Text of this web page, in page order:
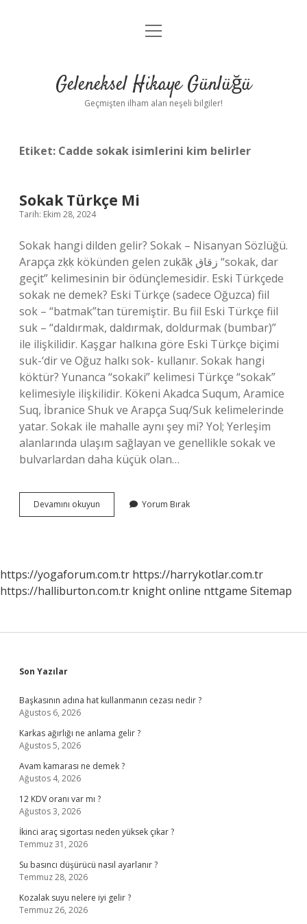
Anasayfa
Yasal Uyarı
menüyü
Geleneksel Hikaye Günlüğü
Geçmişten ilham alan neşeli bilgiler!
Etiket: Cadde sokak isimlerini kim belirler
Sokak Türkçe Mi
Tarih: Ekim 28, 2024
Sokak hangi dilden gelir? Sokak – Nisanyan Sözlüğü.
Arapça zḳḳ kökünden gelen zuḳāḳ زقاق “sokak, dar
geçit” kelimesinin bir ödünçlemesidir. Eski Türkçede
sokak ne demek? Eski Türkçe (sadece Oğuzca) fiil
sok – “batmak”tan türemiştir. Bu fiil Eski Türkçe fiil
suk – “daldırmak, daldırmak, doldurmak (bumbar)”
ile ilişkilidir. Kaşgar halkına göre Eski Türkçe biçimi
suk-‘dir ve Oğuz halkı sok- kullanır. Sokak hangi
köktür? Yunanca “sokaki” kelimesi Türkçe “sokak”
kelimesiyle ilişkilidir. Kökeni Akadca Suqum, Aramice
Suq, İbranice Shuk ve Arapça Suq/Suk kelimelerinde
yatar. Sokak ile mahalle aynı şey mi? Yol; Yerleşim
alanlarında ulaşım sağlayan ve genellikle sokak ve
bulvarlardan daha küçük olan…
Devamını okuyun
Türkçe
Yorum Bırak
https://yogaforum.com.tr https://harrykotlar.com.tr
https://halliburton.com.tr knight online nttgame Sitemap
Sidebar
Son Yazılar
Başkasının adına hat kullanmanın cezası nedir ?
Ağustos 6, 2026
Karkas ağırlığı ne anlama gelir ?
Ağustos 5, 2026
Avam kamarası ne demek ?
Ağustos 4, 2026
12 KDV oranı var mı ?
Ağustos 3, 2026
İkinci araç sigortası neden yüksek çıkar ?
Temmuz 31, 2026
Su basıncı düşürücü nasıl ayarlanır ?
Temmuz 28, 2026
Kozalak suyu nelere iyi gelir ?
Temmuz 26, 2026